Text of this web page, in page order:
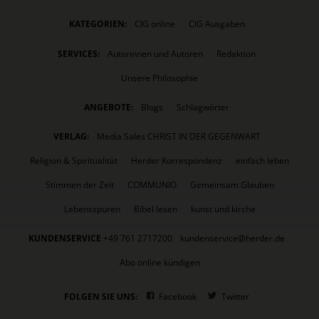
KATEGORIEN: CIG online CIG Ausgaben
SERVICES: Autorinnen und Autoren
Redaktion
Unsere Philosophie
ANGEBOTE: Blogs Schlagwörter
VERLAG:
Media Sales CHRIST IN DER GEGENWART
Religion & Spiritualität
Herder Korrespondenz
einfach leben
Stimmen der Zeit
COMMUNIO
Gemeinsam Glauben
Lebensspuren
Bibel lesen kunst und kirche
KUNDENSERVICE +49 761 2717200
kundenservice@herder.de
Abo online kündigen
FOLGEN SIE UNS: Facebook Twitter